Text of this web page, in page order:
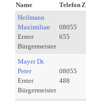
Name
Telefon
Heilmann
Maximilian
Erster
Bürgermeister
08055
655
Mayer Dr.
Peter
Erster
Bürgermeister
08055
488